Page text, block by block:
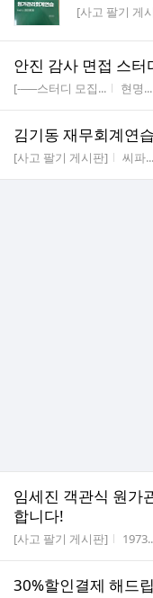
게시판명
[사고 팔기 게
안진 감사 면접 스터
게시판명
[-──스터디 모집... 작성자
현명...
김기동 재무회계연
게시판명
[사고 팔기 게시판] 작성자
씨파...
임세진 객관식 원가
합니다!
게시판명
[사고 팔기 게시판] 작성
30%할인결제 해드